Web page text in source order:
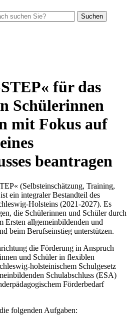
Suchen
für das
Schülerinnen
mit Fokus auf
beantragen
(Selbsteinschätzung, Training,
ein integraler Bestandteil des
Holsteins (2021-2027). Es
die Schülerinnen und Schüler durch
Ersten allgemeinbildenden und
beim Berufseinstieg unterstützen.
die Förderung in Anspruch
und Schüler in flexiblen
holsteinischem Schulgesetz
Schulabschluss (ESA)
Förderbedarf
folgenden Aufgaben: